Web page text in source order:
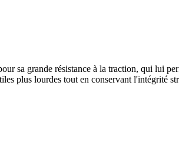
sa grande résistance à la traction, qui lui
plus lourdes tout en conservant l'intégrité